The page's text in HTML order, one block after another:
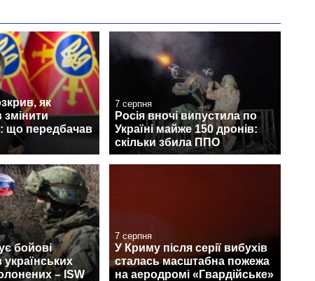
як
що передбачав
7 серпня
Росія вночі випустила по
Україні майже 150 дронів:
скільки збила ППО
бойові
українських
– ISW
7 серпня
У Криму після серії вибухів
сталась масштабна пожежа
на аеродромі «Гвардійське»